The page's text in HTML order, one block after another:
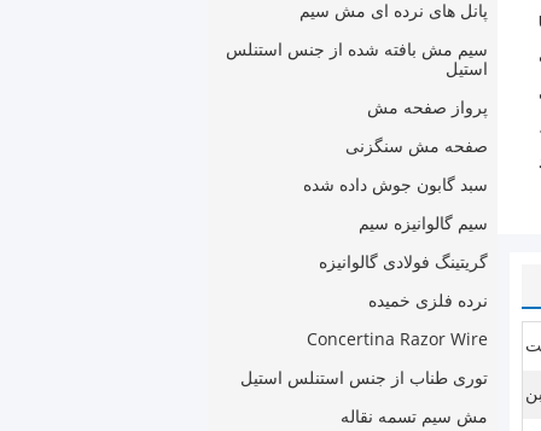
پانل های نرده ای مش سیم
سیم مش بافته شده از جنس استنلس
استیل
پرواز صفحه مش
صفحه مش سنگزنی
سبد گابون جوش داده شده
سیم گالوانیزه سیم
گریتینگ فولادی گالوانیزه
نرده فلزی خمیده
Concertina Razor Wire
توری طناب از جنس استنلس استیل
مش سیم تسمه نقاله